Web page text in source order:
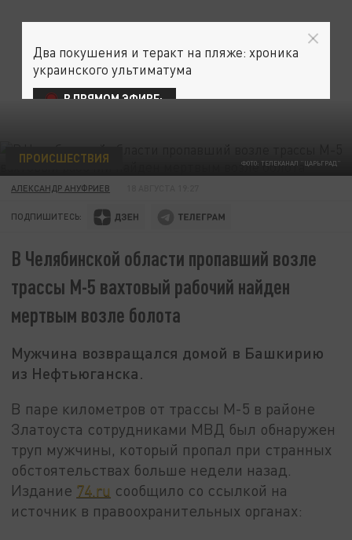
ФОТО: ТЕЛЕКАНАЛ "ЦАРЬГРАД"
ПРОИСШЕСТВИЯ
АЛЕКСАНДР АНУФРИЕВ
ПОДПИШИТЕСЬ:
В Челябинской области пропавший возле
трассы М-5 вахтовый рабочий найден
мертвым возле болота
Мужчина возвращался домой в Башкирию
из Нефтьюганска.
В паре километров от трассы М-5 в районе
Златоуста сотрудниками МВД был обнаружен
труп мужчины, который пропал при странных
обстоятельствах больше недели назад.
Издание 74.ru сообщило со ссылкой на
источник в правоохранительных органах:
Два покушения и теракт на пляже: хроника
украинского ультиматума
В ПРЯМОМ ЭФИРЕ: